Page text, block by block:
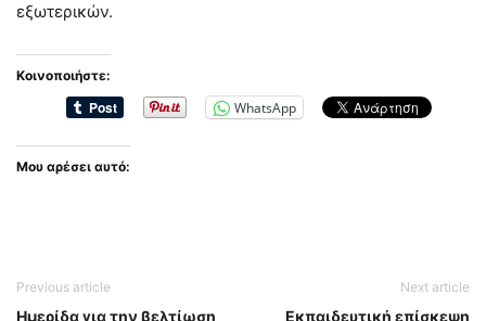
εξωτερικών.
Κοινοποιήστε:
WhatsApp
Μου αρέσει αυτό:
Previous article
Ημερίδα για την βελτίωση
Next article
Εκπαιδευτική επίσκεψη